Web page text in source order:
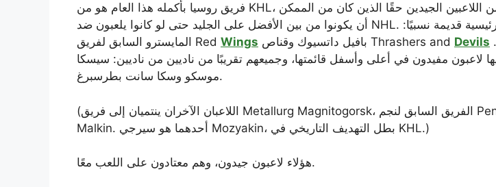
فريق روسيا بأكمله هذا العام هو من KHL، وهو يضم الكثير من اللاعبين الجيدين حقًا الذين كان من الممكن
أن يكونوا من بين الأفضل على الجليد حتى لو كانوا يلعبون ضد NHL. العناوين الرئيسية قديمة نسبيًا:
المايسترو السابق لفريق Red Wings بافيل داتسيوك وقناص Thrashers and Devils
لاعبون مفيدون في أعلى وأسفل قائمتها، وجميعهم تقريبًا من ناديين من ناديين: سيسكا
موسكو وسكا سانت بطرسبرغ.
(اللاعبان الآخران ينتميان إلى فريق Metallurg Magnitogorsk، الفريق السابق لنجم Penguins Evgeni
Malkin. أحدهما هو سيرجي Mozyakin، بطل التهديف التاريخي في KHL.)
هؤلاء لاعبون جيدون، وهم معتادون على اللعب معًا.